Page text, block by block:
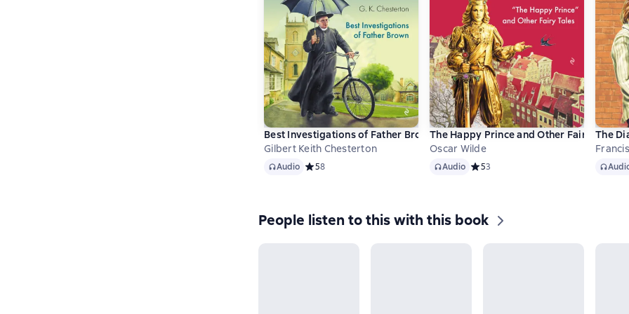
Best Investigations of Father Brown
Gilbert Keith Chesterton
AudioAudio Средний рейтинг 5 на основе 8 оценок
58
The Happy Prince and Other Fairy Tales
Oscar Wilde
AudioAudio Средний рейтинг 5 на основе 3
53
The
Audio
People listen to this with this book